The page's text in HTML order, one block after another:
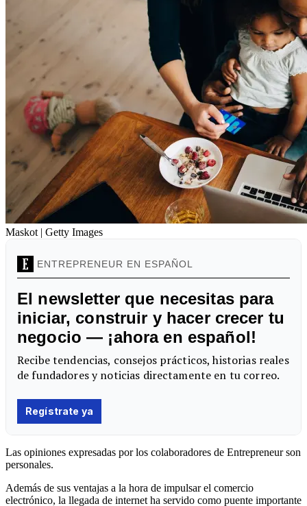
Maskot | Getty Images
Las opiniones expresadas por los colaboradores de Entrepreneur son
personales.
Además de sus ventajas a la hora de impulsar el comercio
electrónico, la llegada de internet ha servido como puente importante